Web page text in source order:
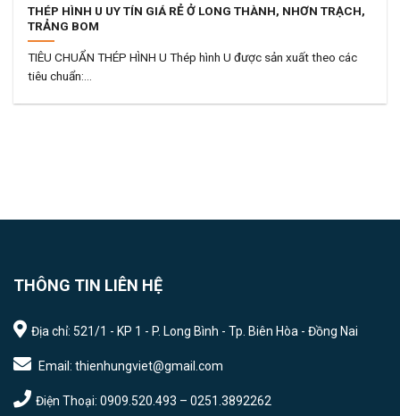
THÉP HÌNH U UY TÍN GIÁ RẺ Ở LONG THÀNH, NHƠN TRẠCH,
TRẢNG BOM
TIÊU CHUẨN THÉP HÌNH U Thép hình U được sản xuất theo các
tiêu chuẩn:...
THÔNG TIN LIÊN HỆ
Địa chỉ: 521/1 - KP 1 - P. Long Bình - Tp. Biên Hòa - Đồng Nai
Email: thienhungviet@gmail.com
Điện Thoại: 0909.520.493 – 0251.3892262